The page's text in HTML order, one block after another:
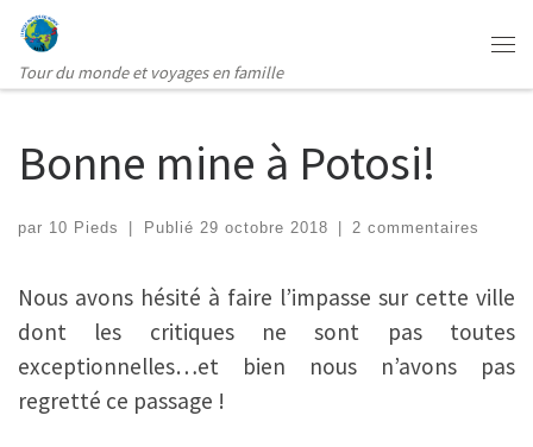
Passer au contenu
Tour du monde et voyages en famille
Bonne mine à Potosi!
par 10 Pieds | Publié 29 octobre 2018 | 2 commentaires
Nous avons hésité à faire l’impasse sur cette ville
dont les critiques ne sont pas toutes
exceptionnelles…et bien nous n’avons pas
regretté ce passage !